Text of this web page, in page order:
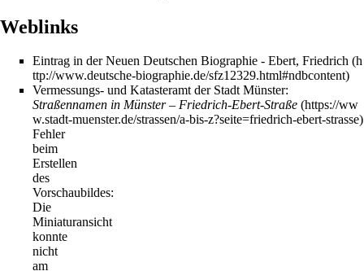
Weblinks
Eintrag in der Neuen Deutschen Biographie - Ebert, Friedrich
Vermessungs- und Katasteramt der Stadt Münster:
Straßennamen in Münster – Friedrich-Ebert-Straße
Fehler
beim
Erstellen
des
Vorschaubildes:
Die
Miniaturansicht
konnte
nicht
am